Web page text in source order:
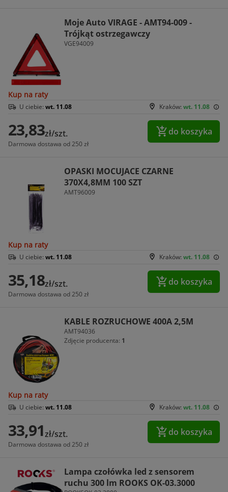
Moje Auto VIRAGE - AMT94-009 -
Trójkąt ostrzegawczy
VGE94009
Kup na raty
Kraków: wt. 11.08
U ciebie: wt. 11.08
23,83zł/szt.
Darmowa dostawa od 250 zł
do koszyka
OPASKI MOCUJACE CZARNE
370X4,8MM 100 SZT
AMT96009
Kup na raty
Kraków: wt. 11.08
U ciebie: wt. 11.08
35,18zł/szt.
Darmowa dostawa od 250 zł
do koszyka
KABLE ROZRUCHOWE 400A 2,5M
AMT94036
Zdjęcie producenta: 1
Kup na raty
Kraków: wt. 11.08
U ciebie: wt. 11.08
33,91zł/szt.
Darmowa dostawa od 250 zł
do koszyka
Lampa czołówka led z sensorem
ruchu 300 lm ROOKS OK-03.3000